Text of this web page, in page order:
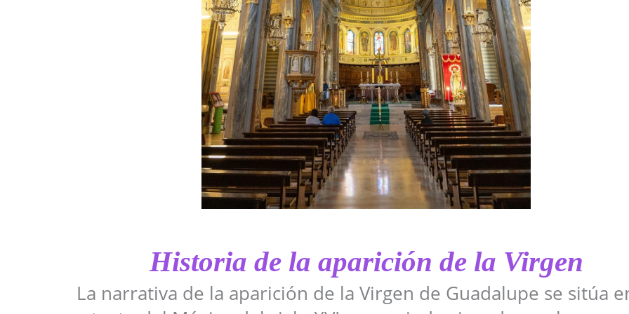
Historia de la aparición de la Virgen
La narrativa de la aparición de la Virgen de Guadalupe se sitúa